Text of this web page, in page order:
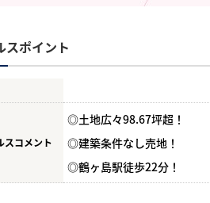
スポイント
スコメント
◎土地広々98.67坪超！
◎建築条件なし売地！
◎鶴ヶ島駅徒歩22分！